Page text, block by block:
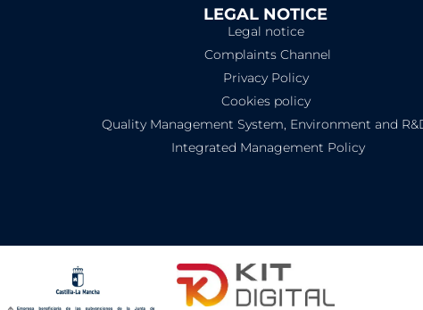
LEGAL NOTICE​
Legal notice
Complaints Channel
Privacy Policy
Cookies policy
Quality Management System, Environment and
Integrated Management Policy